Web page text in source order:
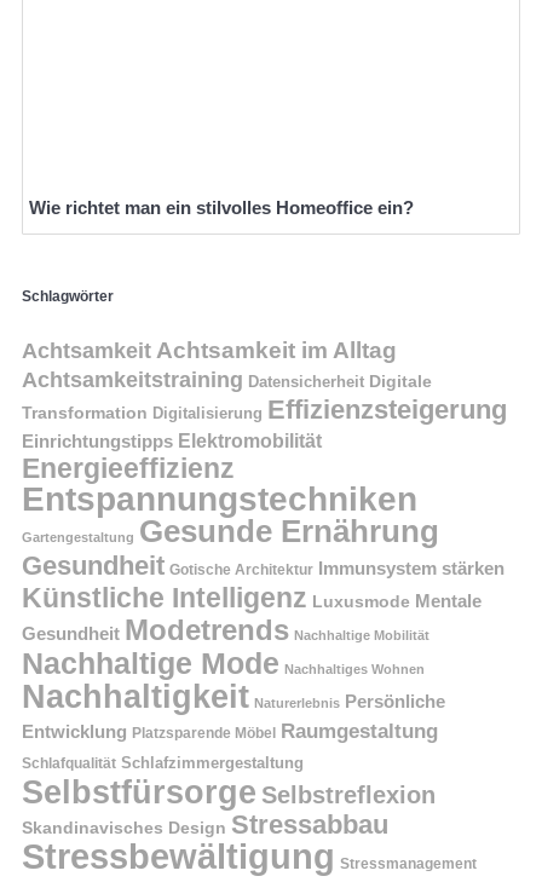
Wie richtet man ein stilvolles Homeoffice ein?
Schlagwörter
Achtsamkeit Achtsamkeit im Alltag
Achtsamkeitstraining Datensicherheit Digitale
Transformation Digitalisierung Effizienzsteigerung
Einrichtungstipps Elektromobilität
Energieeffizienz
Entspannungstechniken
Gartengestaltung Gesunde Ernährung
Gesundheit Gotische Architektur Immunsystem stärken
Künstliche Intelligenz Luxusmode Mentale
Gesundheit Modetrends Nachhaltige Mobilität
Nachhaltige Mode Nachhaltiges Wohnen
Nachhaltigkeit Naturerlebnis Persönliche
Entwicklung Platzsparende Möbel Raumgestaltung
Schlafqualität Schlafzimmergestaltung
Selbstfürsorge Selbstreflexion
Skandinavisches Design Stressabbau
Stressbewältigung Stressmanagement